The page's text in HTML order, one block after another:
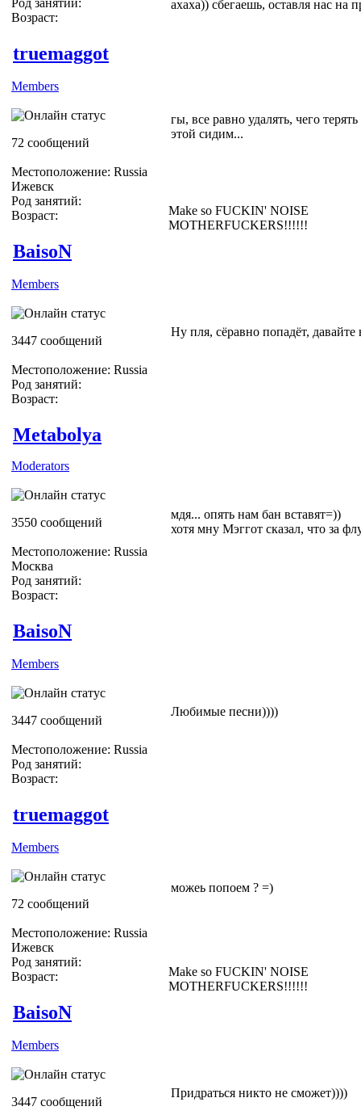
Возраст:
ахаха)) сбегаешь, оставля нас на
truemaggot
Members
72 сообщений
Местоположение: Russia
Ижевск
Род занятий:
Возраст:
гы, все равно удалять, чего
этой сидим...
Make so FUCKIN' NOISE
MOTHERFUCKERS!!!!!!
BaisoN
Members
3447 сообщений
Местоположение: Russia
Род занятий:
Возраст:
Ну пля, сёравно попадёт,
Metabolya
Moderators
3550 сообщений
Местоположение: Russia
Москва
Род занятий:
Возраст:
мдя... опять нам бан вставят=))
хотя мну Мэггот сказал, что за
BaisoN
Members
3447 сообщений
Местоположение: Russia
Род занятий:
Возраст:
Любимые песни))))
truemaggot
Members
72 сообщений
Местоположение: Russia
Ижевск
Род занятий:
Возраст:
можеь попоем ? =)
Make so FUCKIN' NOISE
MOTHERFUCKERS!!!!!!
BaisoN
Members
3447 сообщений
Придраться никто не сможет))))